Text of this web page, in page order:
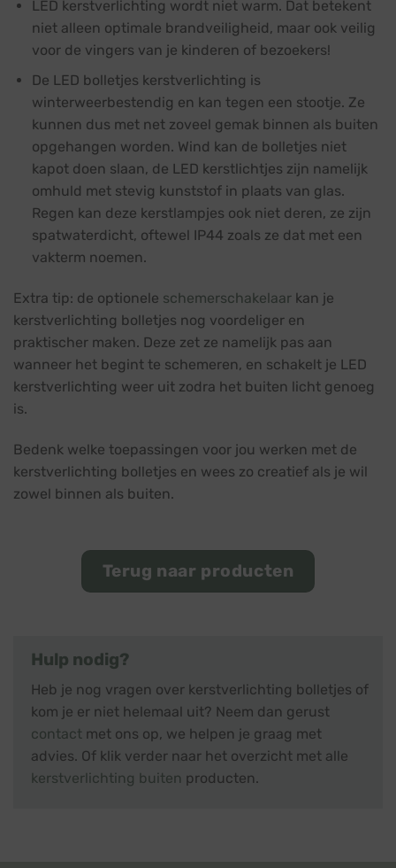
LED kerstverlichting wordt niet warm. Dat betekent
niet alleen optimale brandveiligheid, maar ook veilig
voor de vingers van je kinderen of bezoekers!
De LED bolletjes kerstverlichting is
winterweerbestendig en kan tegen een stootje. Ze
kunnen dus met net zoveel gemak binnen als buiten
opgehangen worden. Wind kan de bolletjes niet
kapot doen slaan, de LED kerstlichtjes zijn namelijk
omhuld met stevig kunststof in plaats van glas.
Regen kan deze kerstlampjes ook niet deren, ze zijn
spatwaterdicht, oftewel IP44 zoals ze dat met een
vakterm noemen.
Extra tip: de optionele schemerschakelaar kan je
kerstverlichting bolletjes nog voordeliger en
praktischer maken. Deze zet ze namelijk pas aan
wanneer het begint te schemeren, en schakelt je LED
kerstverlichting weer uit zodra het buiten licht genoeg
is.
Bedenk welke toepassingen voor jou werken met de
kerstverlichting bolletjes en wees zo creatief als je wil
zowel binnen als buiten.
Terug naar producten
Hulp nodig?
Heb je nog vragen over kerstverlichting bolletjes of
kom je er niet helemaal uit? Neem dan gerust
contact met ons op, we helpen je graag met
advies. Of klik verder naar het overzicht met alle
kerstverlichting buiten producten.